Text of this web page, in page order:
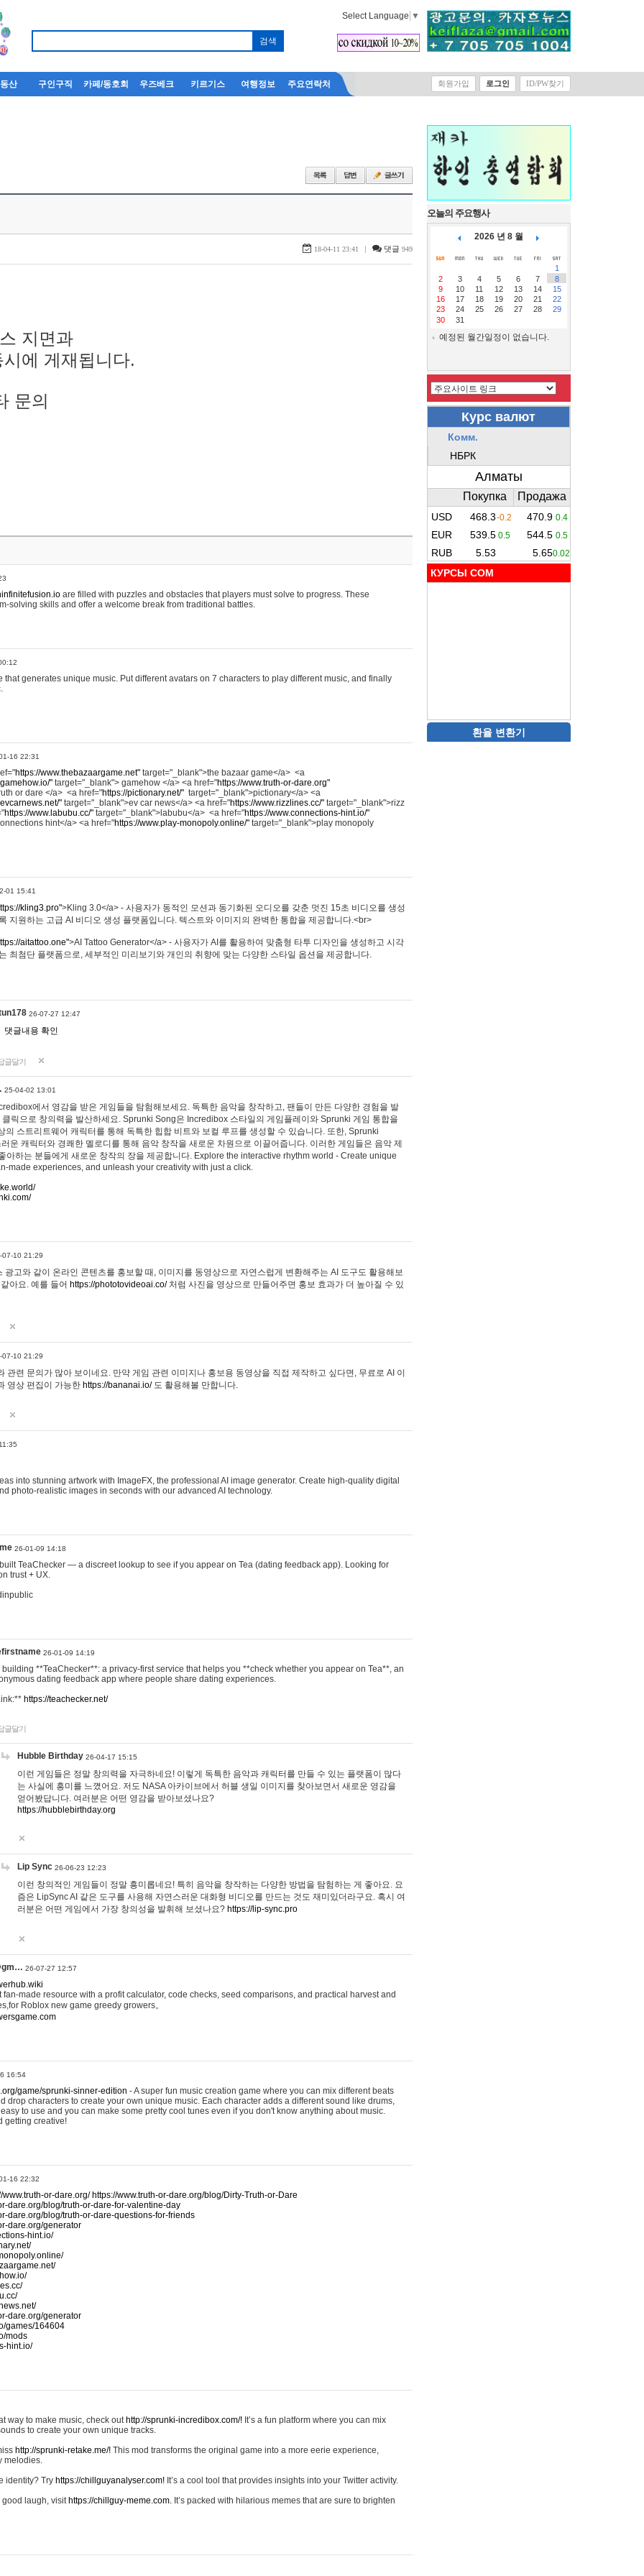
Select Language ▼
산 구인구직 카페/동호회 우즈베크 키르기스 여행정보 주요연락처 회원가입 로그인 ID/PW찾기
18-04-11 23:41 | 댓글 949
지면과
에 게재됩니다.
문의
are filled with puzzles and obstacles that players must solve to progress. These
solving skills and offer a welcome break from traditional battles.
that generates unique music. Put different avatars on 7 characters to play different music, and finally
16 22:31
https://www.thebazaargame.net" target="_blank">the bazaar game</a> <a
" target="_blank"> gamehow </a> <a href="https://www.truth-or-dare.org"
or dare </a> <a href="https://pictionary.net/" target="_blank">pictionary</a> <a
" target="_blank">ev car news</a> <a href="https://www.rizzlines.cc/" target="_blank">rizz
https://www.labubu.cc/" target="_blank">labubu</a> <a href="https://www.connections-hint.io/"
hint</a> <a href="https://www.play-monopoly.online/" target="_blank">play monopoly
01 15:41
kling3.pro">Kling 3.0</a> - 사용자가 동적인 모션과 동기화된 오디오를 갖춘 멋진 15초 비디오를 생성
지원하는 고급 AI 비디오 생성 플랫폼입니다. 텍스트와 이미지의 완벽한 통합을 제공합니다.<br>
aitattoo.one">AI Tattoo Generator</a> - 사용자가 AI를 활용하여 맞춤형 타투 디자인을 생성하고 시각
최첨단 플랫폼으로, 세부적인 미리보기와 개인의 취향에 맞는 다양한 스타일 옵션을 제공합니다.
26-07-27 12:47
댓글내용 확인
글달기
25-04-02 13:01
에서 영감을 받은 게임들을 탐험해보세요. 독특한 음악을 창작하고, 팬들이 만든 다양한 경험을 발
클릭으로 창의력을 발산하세요. Sprunki Song은 Incredibox 스타일의 게임플레이와 Sprunki 게임 통합을
의 스트리트웨어 캐릭터를 통해 독특한 힙합 비트와 보컬 루프를 생성할 수 있습니다. 또한, Sprunki
운 캐릭터와 경쾌한 멜로디를 통해 음악 창작을 새로운 차원으로 이끌어줍니다. 이러한 게임들은 음악 제
아하는 분들에게 새로운 창작의 장을 제공합니다. Explore the interactive rhythm world - Create unique
made experiences, and unleash your creativity with just a click.
07-10 21:29
광고와 같이 온라인 콘텐츠를 홍보할 때, 이미지를 동영상으로 자연스럽게 변환해주는 AI 도구도 활용해보
아요. 예를 들어 https://phototovideoai.co/처럼 사진을 영상으로 만들어주면 홍보 효과가 더 높아질 수 있
07-10 21:29
관련 문의가 많아 보이네요. 만약 게임 관련 이미지나 홍보용 동영상을 직접 제작하고 싶다면, 무료로 AI 이
영상 편집이 가능한 https://bananai.io/도 활용해볼 만합니다.
into stunning artwork with ImageFX, the professional AI image generator. Create high-quality digital
photo-realistic images in seconds with our advanced AI technology.
26-01-09 14:18
TeaChecker — a discreet lookup to see if you appear on Tea (dating feedback app). Looking for
trust + UX.
26-01-09 14:19
building **TeaChecker**: a privacy-first service that helps you **check whether you appear on Tea**, an
dating feedback app where people share dating experiences.
https://teachecker.net/
글달기
Hubble Birthday 26-04-17 15:15
이런 게임들은 정말 창의력을 자극하네요! 이렇게 독특한 음악과 캐릭터를 만들 수 있는 플랫폼이 많다
는 사실에 흥미를 느꼈어요. 저도 NASA 아카이브에서 허블 생일 이미지를 찾아보면서 새로운 영감을
얻어봤답니다. 여러분은 어떤 영감을 받아보셨나요?
https://hubblebirthday.org
Lip Sync 26-06-23 12:23
이런 창의적인 게임들이 정말 흥미롭네요! 특히 음악을 창작하는 다양한 방법을 탐험하는 게 좋아요. 요
즘은 LipSync AI 같은 도구를 사용해 자연스러운 대화형 비디오를 만드는 것도 재미있더라구요. 혹시 여
러분은 어떤 게임에서 가장 창의성을 발휘해 보셨나요? https://lip-sync.pro
26-07-27 12:57
made resource with a profit calculator, code checks, seed comparisons, and practical harvest and
Roblox new game greedy growers。
16:54
game/sprunki-sinner-edition - A super fun music creation game where you can mix different beats
drop characters to create your own unique music. Each character adds a different sound like drums,
to use and you can make some pretty cool tunes even if you don't know anything about music.
getting creative!
16 22:32
www.truth-or-dare.org/ https://www.truth-or-dare.org/blog/Dirty-Truth-or-Dare
dare.org/blog/truth-or-dare-for-valentine-day
dare.org/blog/truth-or-dare-questions-for-friends
dare.org/generator
hint.io/
dare.org/generator
games/164604
mods
hint.io/
way to make music, check out http://sprunki-incredibox.com/! It’s a fun platform where you can mix
to create your own unique tracks.
http://sprunki-retake.me/! This mod transforms the original game into a more eerie experience,
melodies.
identity? Try https://chillguyanalyser.com! It’s a cool tool that provides insights into your Twitter activity.
good laugh, visit https://chillguy-meme.com. It’s packed with hilarious memes that are sure to brighten
오늘의 주요행사
2026 년 8 월
1
2
3 4 5 6 7
8
9
10 11 12 13 14
15
16
17 18 19 20 21
22
23
24 25 26 27 28
29
30
31
예정된 월간일정이 없습니다.
КУРСЫ COM
환율 변환기